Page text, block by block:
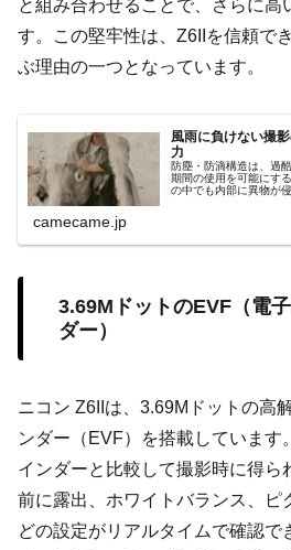
と組み合わせることで、さらに高
す。この堅牢性は、Z6IIを信頼で
ぶ理由の一つとなっています。
風雨に負けない撮
力
防塵・防滴構造は、過
期間の使用を可能にす
の中でも内部に異物が
環境での撮影において
た撮影を実現します。
しむことが可能です。
camecame.jp
3.69MドットのEVF（電
ダー）
ニコン Z6IIは、3.69Mドットの高
ンダー（EVF）を搭載しています
インダーと比較して撮影時に得ら
前に露出、ホワイトバランス、ピ
どの設定がリアルタイムで確認で